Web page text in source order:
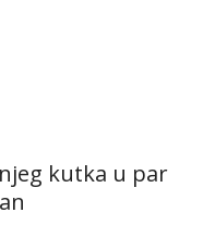
kutka u par